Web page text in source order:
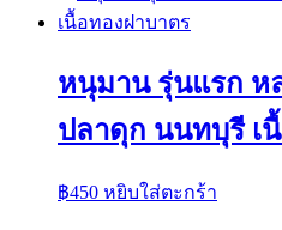
หนุมาน รุ่นแรก ห
ปลาดุก นนทบุรี เ
฿450 หยิบใส่ตะกร้า